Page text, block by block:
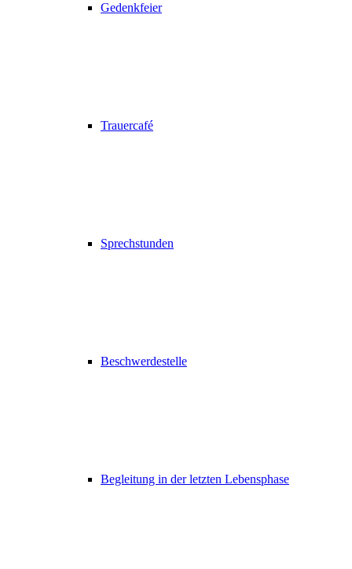
Gedenkfeier
Trauercafé
Sprechstunden
Beschwerdestelle
Begleitung in der letzten Lebensphase